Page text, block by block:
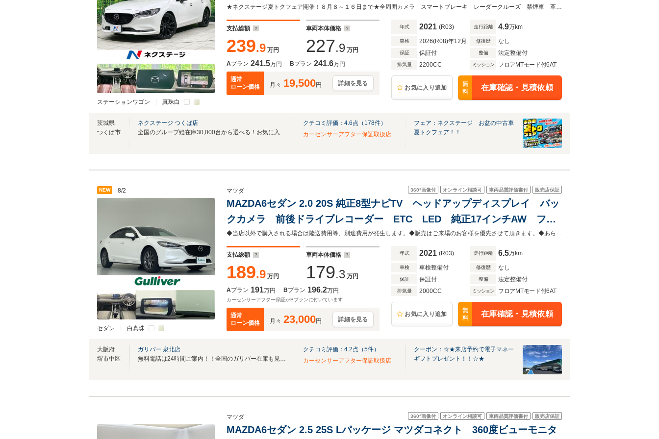
ステーションワゴン 真珠白
赤革シート 前席シートヒーター パワーシート コーナーセンサー オー
トハイビーム スマートキー LEDヘッド ETC 盗難防止装置
★ネクステージ夏トクフェア開催！８月８～１６日まで★全周囲カメラ スマートブレーキ レーダークルーズ 禁煙車 革シート 前席シートヒーター パワーシート
支払総額
239.9 万円
車両本体価格
227.9 万円
Aプラン 241.5万円 Bプラン 241.6万円
通常
ローン価格
月々 19,500円 詳細を見る
年式 2021 (R03) 走行距離 4.9万km
車検 2026(R08)年12月 修復歴 なし
保証 保証付 整備 法定整備付
排気量 2200CC ミッション フロアMTモード付6AT
お気に入り追加
無
料
在庫確認・見積依頼
茨城県
つくば市
ネクステージ つくば店
全国のグループ総在庫30,000台から選べる！お気に入りの愛車がきっと見つかります！
クチコミ評価： 4.6点（ 178件）
カーセンサーアフター保証取扱店
フェア：ネクステージ お盆の中古車
夏トクフェア！！
NEW 8/2
セダン 白真珠
360°画像付 オンライン相談可 車両品質評価書付 販売店保証
マツダ
MAZDA6セダン 2.0 20S 純正8型ナビTV ヘッドアップディスプレイ バッ
クカメラ 前後ドライブレコーダー ETC LED 純正17インチAW フロ
アマット パドルシフト コーナーセンサー オートライト スマートキ
ー 禁煙車
◆当店以外で購入される場合は陸送費用等、別途費用が発生します。◆販売はご来場のお客様を優先させて頂きます。◆あらかじめご確認下さい※販売は一般のお客様に限ります。
支払総額
189.9 万円
車両本体価格
179.3 万円
Aプラン 191万円 Bプラン 196.2万円
カーセンサーアフター保証がBプランに付いています
通常
ローン価格
月々 23,000円 詳細を見る
年式 2021 (R03) 走行距離 6.5万km
車検 車検整備付 修復歴 なし
保証 保証付 整備 法定整備付
排気量 2000CC ミッション フロアMTモード付6AT
お気に入り追加
無
料
在庫確認・見積依頼
大阪府
堺市中区
ガリバー 泉北店
無料電話は24時間ご案内！！全国のガリバー在庫も見たい方は一括照会が可能です！
クチコミ評価： 4.2点（5件）
カーセンサーアフター保証取扱店
クーポン：☆★来店予約で電子マネー
ギフトプレゼント！！☆★
360°画像付 オンライン相談可 車両品質評価書付 販売店保証
マツダ
MAZDA6セダン 2.5 25S Lパッケージ マツダコネクト 360度ビューモニタ